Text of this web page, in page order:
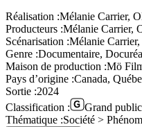
Réalisation :Mélanie Carrier,
Producteurs :Mélanie Carrier,
Scénarisation :Mélanie
Genre :Documentaire,
Maison de production :Mö
Pays d’origine :Canada,
Sortie :2024
Classification :
Grand public
Thématique :Société >